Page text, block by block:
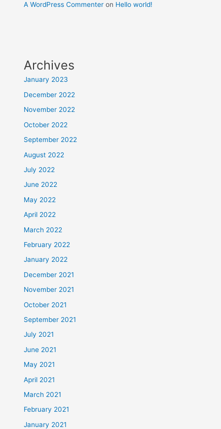
A WordPress Commenter on Hello world!
Archives
January 2023
December 2022
November 2022
October 2022
September 2022
August 2022
July 2022
June 2022
May 2022
April 2022
March 2022
February 2022
January 2022
December 2021
November 2021
October 2021
September 2021
July 2021
June 2021
May 2021
April 2021
March 2021
February 2021
January 2021